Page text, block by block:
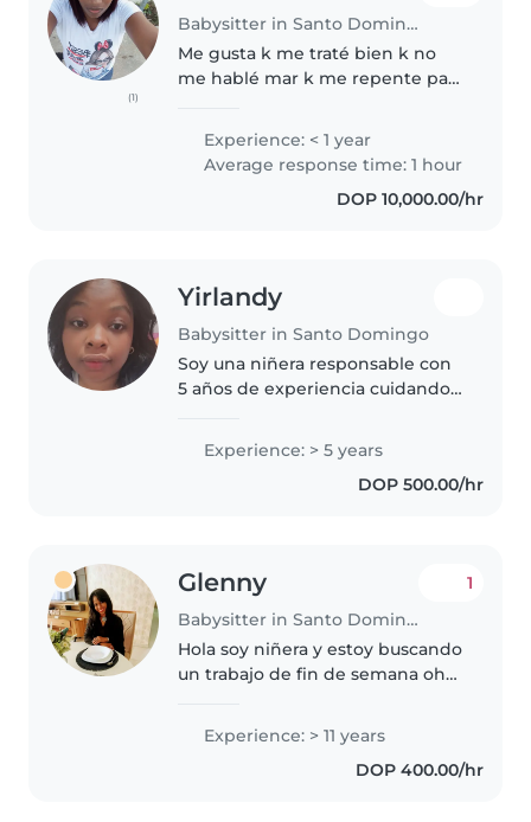
(1)
Babysitter in Santo Domingo Este
Me gusta k me traté bien k no
me hablé mar k me repente para
las caso arte de yo trabajar diga
todo los k piezas los k le gusta y
los k no le gusta si..
Experience: < 1 year
Average response time: 1 hour
DOP 10,000.00/hr
Yirlandy
Babysitter in Santo Domingo
Soy una niñera responsable con
5 años de experiencia cuidando
edad escolar. Tengo habilidades
para trabajar con niños con
autismo y me encanta dibujar,..
Experience: > 5 years
DOP 500.00/hr
Glenny
Babysitter in Santo Domingo
1
Hola soy niñera y estoy buscando
un trabajo de fin de semana oh
último trabajo fue en una
guardería
Experience: > 11 years
DOP 400.00/hr